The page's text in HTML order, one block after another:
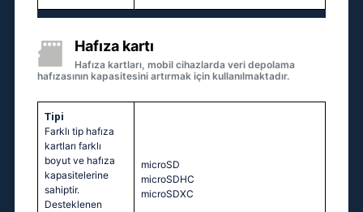
Hafıza kartı
Hafıza kartları, mobil cihazlarda veri depolama
hafızasının kapasitesini artırmak için kullanılmaktadır.
Tipi
Farklı tip hafıza
kartları farklı
boyut ve hafıza
kapasitelerine
sahiptir.
Desteklenen
microSD
microSDHC
microSDXC